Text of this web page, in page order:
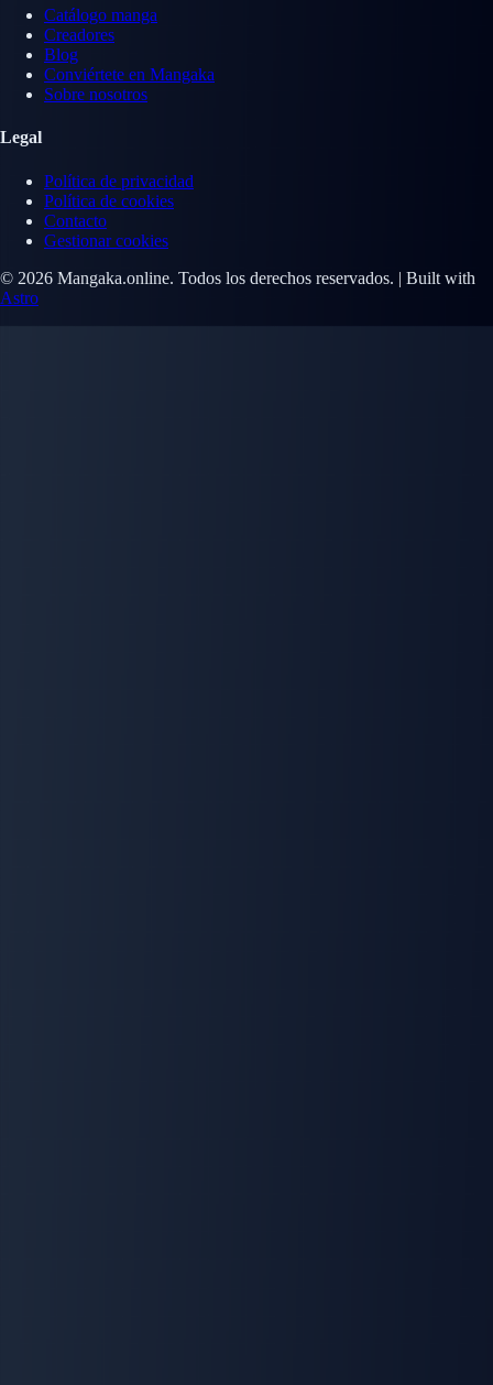
Catálogo manga
Creadores
Blog
Conviértete en Mangaka
Sobre nosotros
Legal
Política de privacidad
Política de cookies
Contacto
Gestionar cookies
© 2026 Mangaka.online. Todos los derechos reservados. | Built with
Astro